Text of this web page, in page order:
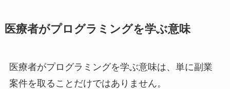
医療者がプログラミングを学ぶ意味
医療者がプログラミングを学ぶ意味は、単に副業
案件を取ることだけではありません。